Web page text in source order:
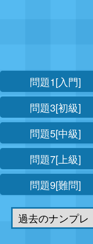
問題1[入門]
問題3[初級]
問題5[中級]
問題7[上級]
問題9[難問]